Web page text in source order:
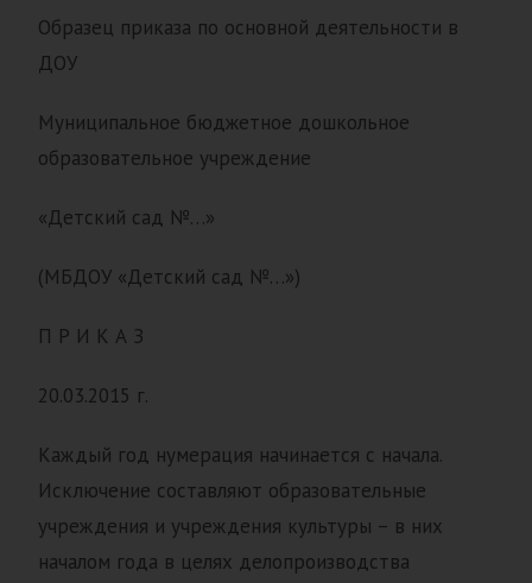
Образец приказа по основной деятельности в
ДОУ
Муниципальное бюджетное дошкольное
образовательное учреждение
«Детский сад №…»
(МБДОУ «Детский сад №…»)
П Р И К А З
20.03.2015 г.
Каждый год нумерация начинается с начала.
Исключение составляют образовательные
учреждения и учреждения культуры – в них
началом года в целях делопроизводства